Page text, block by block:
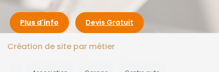
Plus d'info Devis Gratuit
Création de site par métier